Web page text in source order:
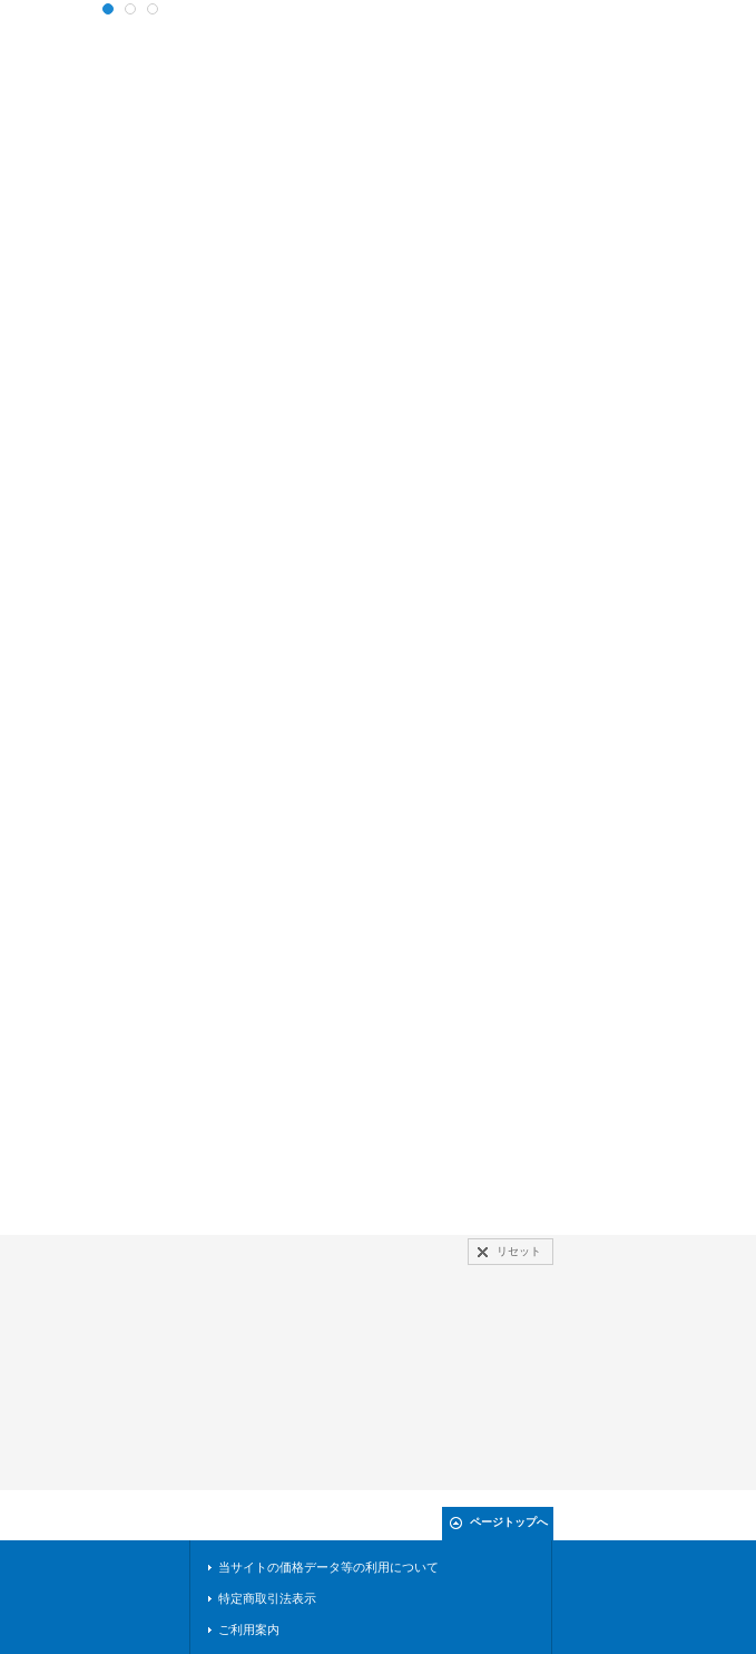
リセット
ページトップへ
当サイトの価格データ等の利用について
特定商取引法表示
ご利用案内